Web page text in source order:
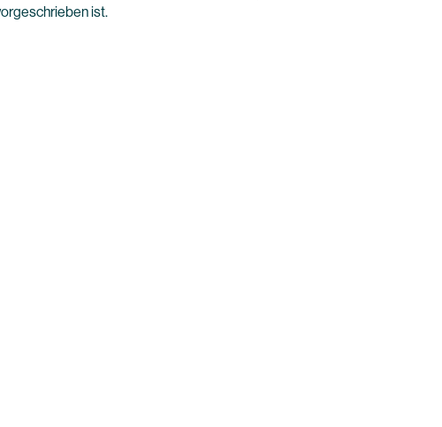
ist.